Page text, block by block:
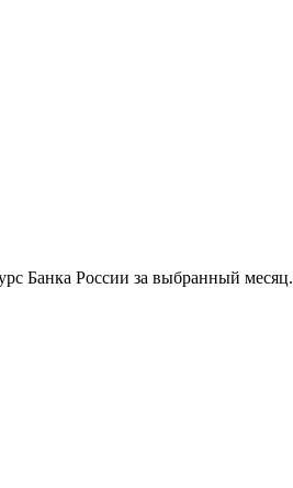
Банка России за выбранный месяц.